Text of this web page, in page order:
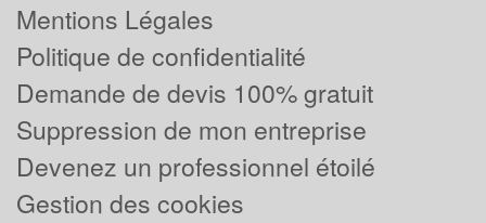
Mentions Légales
Politique de confidentialité
Demande de devis 100% gratuit
Suppression de mon entreprise
Devenez un professionnel étoilé
Gestion des cookies